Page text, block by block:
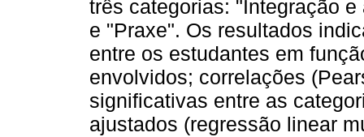
três categorias: "Integração
e "Praxe". Os resultados
entre os estudantes em
envolvidos; correlações
significativas entre as
ajustados (regressão linear